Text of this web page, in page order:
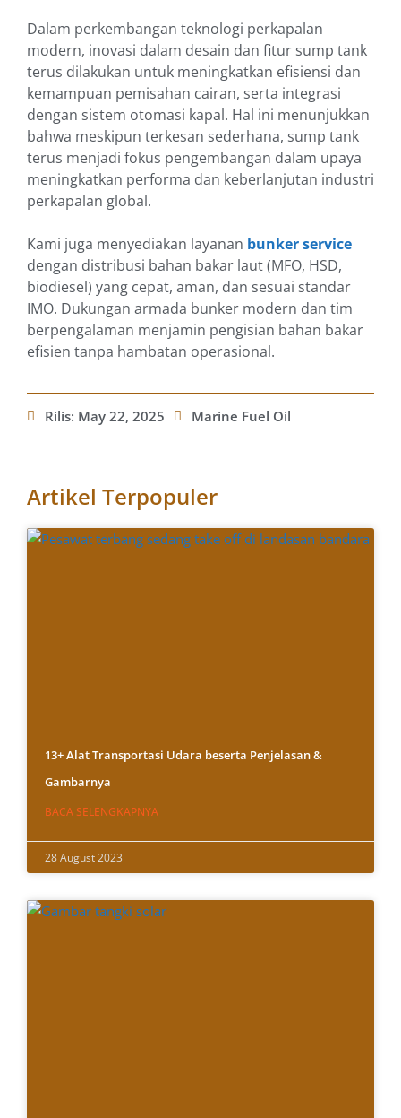
Dalam perkembangan teknologi perkapalan
modern, inovasi dalam desain dan fitur sump tank
terus dilakukan untuk meningkatkan efisiensi dan
kemampuan pemisahan cairan, serta integrasi
dengan sistem otomasi kapal. Hal ini menunjukkan
bahwa meskipun terkesan sederhana, sump tank
terus menjadi fokus pengembangan dalam upaya
meningkatkan performa dan keberlanjutan industri
perkapalan global.
Kami juga menyediakan layanan bunker service
dengan distribusi bahan bakar laut (MFO, HSD,
biodiesel) yang cepat, aman, dan sesuai standar
IMO. Dukungan armada bunker modern dan tim
berpengalaman menjamin pengisian bahan bakar
efisien tanpa hambatan operasional.
Rilis: May 22, 2025 Marine Fuel Oil
Artikel Terpopuler
13+ Alat Transportasi Udara beserta Penjelasan &
Gambarnya
BACA SELENGKAPNYA
28 August 2023